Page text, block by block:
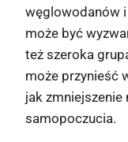
węglowodanów
może być
też szeroka
może przynieść
jak zmniejszenie
samopoczucia.